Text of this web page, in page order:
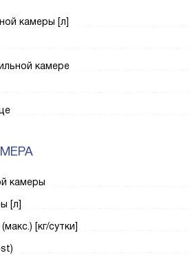
камеры [л]
камере
камеры
[л]
[кг/сутки]